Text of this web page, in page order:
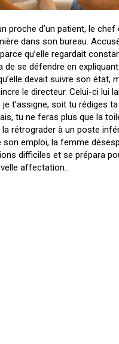
proche d’un patient, le chef
dans son bureau.
qu’elle regardait
de se défendre en expliquant
devait suivre son état,
le directeur. Celui-ci lui
t’assigne, soit tu rédiges
tu ne feras plus que la
rétrograder à un poste
son emploi, la femme
difficiles et se prépara
affectation.